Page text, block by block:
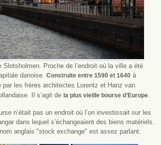
Proche de l’endroit où la ville a été
danoise. Construite entre 1590 et 1640 à
par les frères architectes Lorentz et Hanz van
Il s’agit de la plus vieille bourse d’Europe.
n’était pas un endroit où l’on investissait sur les
dans lequel s’échangeaient des biens matériels.
anglais "stock exchange" est assez parlant.